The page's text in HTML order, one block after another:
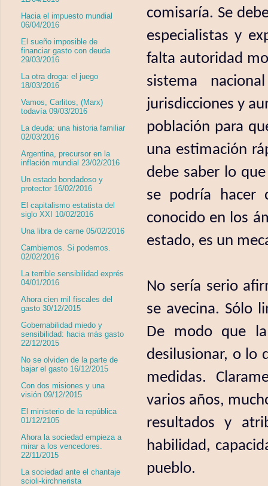
comisaría. Se
especialistas y
falta autoridad
sistema
jurisdicciones y
población para
una estimación
debe saber lo
se podría hacer
conocido en los
estado, es un
No sería serio
se avecina. Sólo
De modo que
desilusionar, o lo
medidas.
varios años,
resultados y
habilidad,
pueblo.
Hacia el impuesto mundial
06/04/2016
El sueño imposible de
financiar gasto con deuda
29/03/2016
La otra droga: el juego
18/03/2016
Vamos, Carlitos, (Marx)
todavía 09/03/2016
La deuda: una historia familiar
02/03/2016
Argentina, precursor en la
inflación mundial 23/02/2016
Un estado bondadoso y
protector 16/02/2016
El capitalismo estatista del
siglo XXI 10/02/2016
Una libra de carne 05/02/2016
Cambiemos. Si podemos.
02/02/2016
La terrible sensibilidad exprés
04/01/2016
Ahora cien mil fiscales del
gasto 30/12/2015
Gobernabilidad miedo y
sensibilidad: hacia más gasto
22/12/2015
No se olviden de la parte de
bajar el gasto 16/12/2015
Con dos misiones y una
visión 09/12/2015
El ministerio de la república
01/12/2105
Ahora la sociedad empieza a
mirar a los vencedores.
22/11/2015
La sociedad ante el chantaje
scioli-kirchnerista